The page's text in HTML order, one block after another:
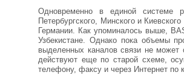
Одновременно в единой системе
Петербургского, Минского и
Германии. Как упоминалось выше,
Узбекистане. Однако пока объемы
выделенных каналов связи не может
действуют еще по старой схеме,
телефону, факсу и через Интернет